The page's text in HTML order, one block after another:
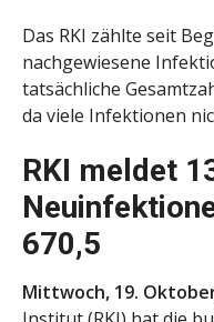
Das RKI zählte seit
nachgewiesene
tatsächliche
da viele Infektionen
RKI meldet
670,5
Mittwoch, 19.